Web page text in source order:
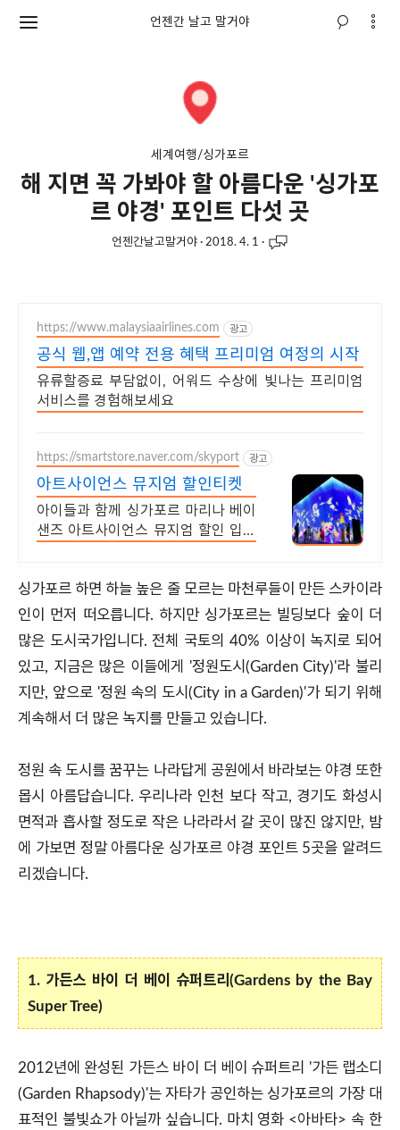
언젠간 날고 말거야
세계여행/싱가포르
해 지면 꼭 가봐야 할 아름다운 '싱가포
르 야경' 포인트 다섯 곳
언젠간날고말거야· 2018. 4. 1 ·
https://www.malaysiaairlines.com 광고
공식 웹,앱 예약 전용 혜택 프리미엄 여정의 시작
유류할증료 부담없이, 어워드 수상에 빛나는 프리미엄
서비스를 경험해보세요
https://smartstore.naver.com/skyport 광고
아트사이언스 뮤지엄 할인티켓
아이들과 함께 싱가포르 마리나 베이
샌즈 아트사이언스 뮤지엄 할인 입장
싱가포르 하면 하늘 높은 줄 모르는 마천루들이 만든 스카이라
인이 먼저 떠오릅니다. 하지만 싱가포르는 빌딩보다 숲이 더
많은 도시국가입니다. 전체 국토의 40% 이상이 녹지로 되어
있고, 지금은 많은 이들에게 '정원도시(Garden City)'라 불리
지만, 앞으로 '정원 속의 도시(City in a Garden)'가 되기 위해
계속해서 더 많은 녹지를 만들고 있습니다.
정원 속 도시를 꿈꾸는 나라답게 공원에서 바라보는 야경 또한
몹시 아름답습니다. 우리나라 인천 보다 작고, 경기도 화성시
면적과 흡사할 정도로 작은 나라라서 갈 곳이 많진 않지만, 밤
에 가보면 정말 아름다운 싱가포르 야경 포인트 5곳을 알려드
리겠습니다.
1. 가든스 바이 더 베이 슈퍼트리(Gardens by the Bay
Super Tree)
2012년에 완성된 가든스 바이 더 베이 슈퍼트리 '가든 랩소디
(Garden Rhapsody)'는 자타가 공인하는 싱가포르의 가장 대
표적인 불빛쇼가 아닐까 싶습니다. 마치 영화 <아바타> 속 한